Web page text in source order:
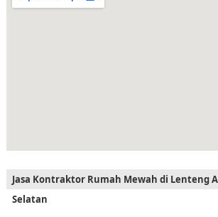
Jasa Kontraktor Rumah Mewah di Lenteng
Selatan